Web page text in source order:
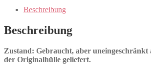
Beschreibung
Beschreibung
Zustand: Gebraucht, aber
der Originalhülle geliefert.